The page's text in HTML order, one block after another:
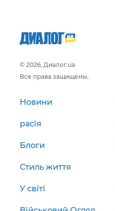
© 2026, Диалог.ua
Все права защищены.
Новини
расія
Блоги
Стиль життя
У світі